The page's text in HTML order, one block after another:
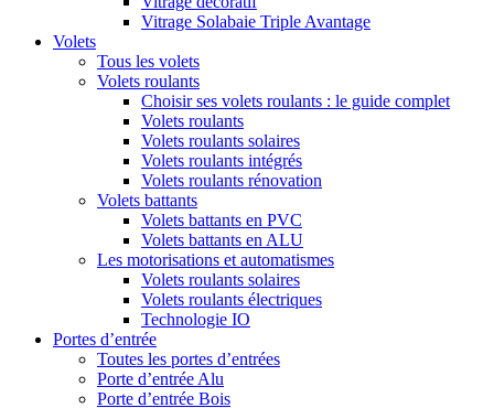
Vitrage Solabaie Triple Avantage
Volets
Tous les volets
Volets roulants
Choisir ses volets roulants : le guide complet
Volets roulants
Volets roulants solaires
Volets roulants intégrés
Volets roulants rénovation
Volets battants
Volets battants en PVC
Volets battants en ALU
Les motorisations et automatismes
Volets roulants solaires
Volets roulants électriques
Technologie IO
Portes d’entrée
Toutes les portes d’entrées
Porte d’entrée Alu
Porte d’entrée Bois